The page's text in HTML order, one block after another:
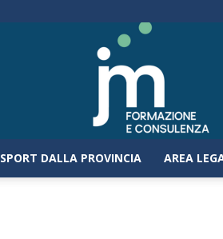
SPORT DALLA PROVINCIA AREA